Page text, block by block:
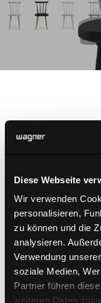
Diese Webseite
Wir verwenden
personalisieren,
zu können und die
analysieren.
Verwendung
soziale Medien,
Partner führen
weiteren Daten